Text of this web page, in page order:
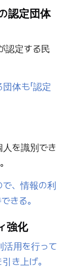
認定団体
認定する民
体も「認定
を識別でき
、情報の利
きる。
強化
用を行って
き上げ。